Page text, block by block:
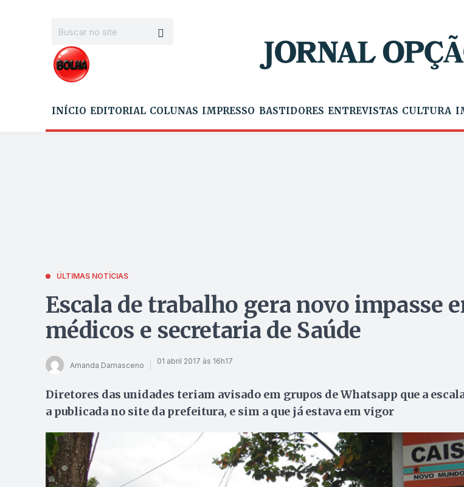
INÍCIO EDITORIAL COLUNAS IMPRESSO BASTIDORES ENTREVISTAS CULTURA
ÚLTIMAS NOTÍCIAS
Escala de trabalho gera novo impasse
médicos e secretaria de Saúde
Amanda Damasceno 01 abril 2017 às 16h17
Diretores das unidades teriam avisado em grupos de Whatsapp que a
a publicada no site da prefeitura, e sim a que já estava em vigor